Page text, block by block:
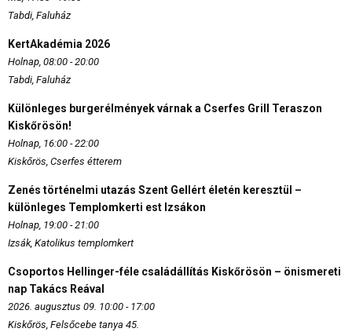
Tabdi, Faluház
KertAkadémia 2026
Holnap, 08:00 - 20:00
Tabdi, Faluház
Különleges burgerélmények várnak a Cserfes Grill Teraszon
Kiskőrösön!
Holnap, 16:00 - 22:00
Kiskőrös, Cserfes étterem
Zenés történelmi utazás Szent Gellért életén keresztül –
különleges Templomkerti est Izsákon
Holnap, 19:00 - 21:00
Izsák, Katolikus templomkert
Csoportos Hellinger-féle családállítás Kiskőrösön – önismereti
nap Takács Reával
2026. augusztus 09. 10:00 - 17:00
Kiskőrös, Felsőcebe tanya 45.